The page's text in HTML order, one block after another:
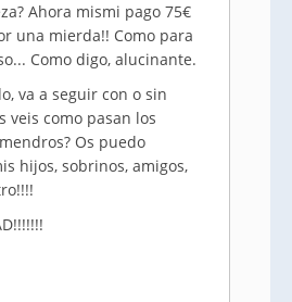
Ahora mismi pago 75€
una mierda!! Como para
Como digo, alucinante.
va a seguir con o sin
veis como pasan los
Os puedo
hijos, sobrinos, amigos,